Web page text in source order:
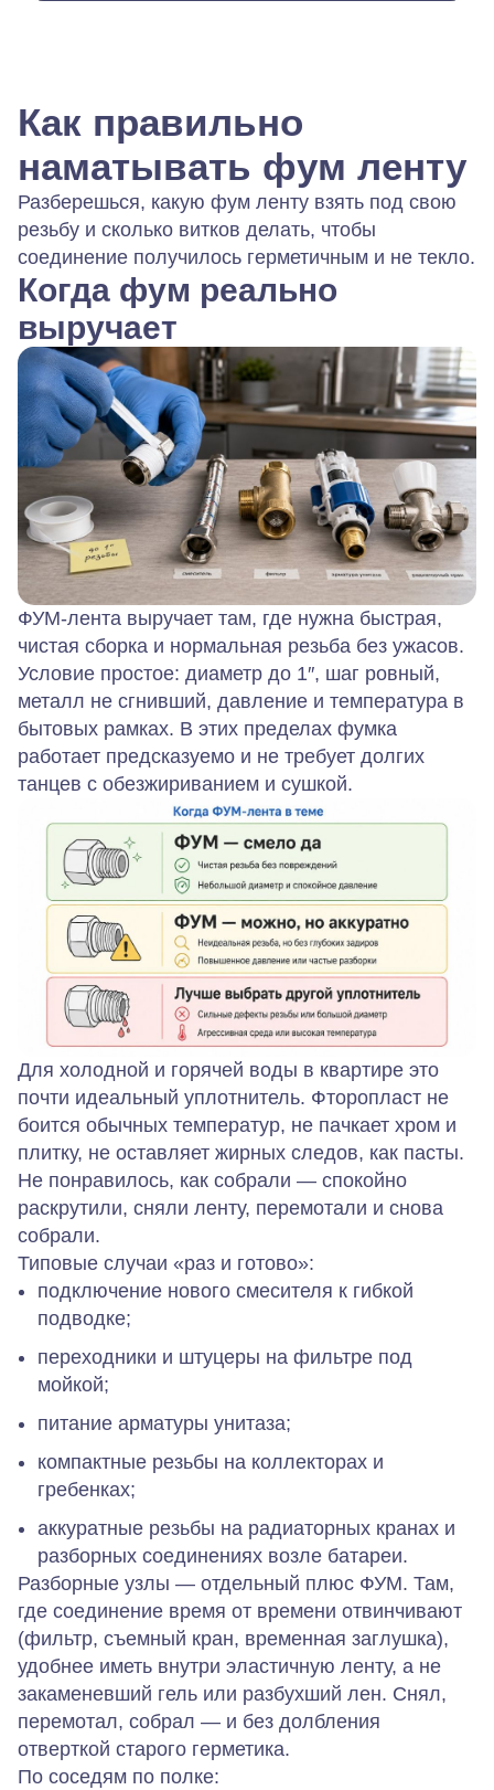
Как правильно
наматывать фум ленту
Разберешься, какую фум ленту взять под свою
резьбу и сколько витков делать, чтобы
соединение получилось герметичным и не текло.
Когда фум реально
выручает
ФУМ-лента выручает там, где нужна быстрая,
чистая сборка и нормальная резьба без ужасов.
Условие простое: диаметр до 1″, шаг ровный,
металл не сгнивший, давление и температура в
бытовых рамках. В этих пределах фумка
работает предсказуемо и не требует долгих
танцев с обезжириванием и сушкой.
Для холодной и горячей воды в квартире это
почти идеальный уплотнитель. Фторопласт не
боится обычных температур, не пачкает хром и
плитку, не оставляет жирных следов, как пасты.
Не понравилось, как собрали — спокойно
раскрутили, сняли ленту, перемотали и снова
собрали.
Типовые случаи «раз и готово»:
подключение нового смесителя к гибкой
подводке;
переходники и штуцеры на фильтре под
мойкой;
питание арматуры унитаза;
компактные резьбы на коллекторах и
гребенках;
аккуратные резьбы на радиаторных кранах и
разборных соединениях возле батареи.
Разборные узлы — отдельный плюс ФУМ. Там,
где соединение время от времени отвинчивают
(фильтр, съемный кран, временная заглушка),
удобнее иметь внутри эластичную ленту, а не
закаменевший гель или разбухший лен. Снял,
перемотал, собрал — и без долбления
отверткой старого герметика.
По соседям по полке: